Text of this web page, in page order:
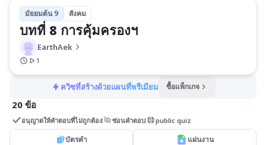
มัธยมต้น 9 สังคม
บทที่ 8 การคุ้มครองฯ
EarthAek
1
ควิซที่สร้างด้วยแผนที่พรีเมียม ซื้อแพ็กเกจ
20 ข้อ
อนุญาตให้คำตอบที่ไม่ถูกต้อง ซ่อนคำตอบ public quiz
บัตรคำ แผ่นงาน